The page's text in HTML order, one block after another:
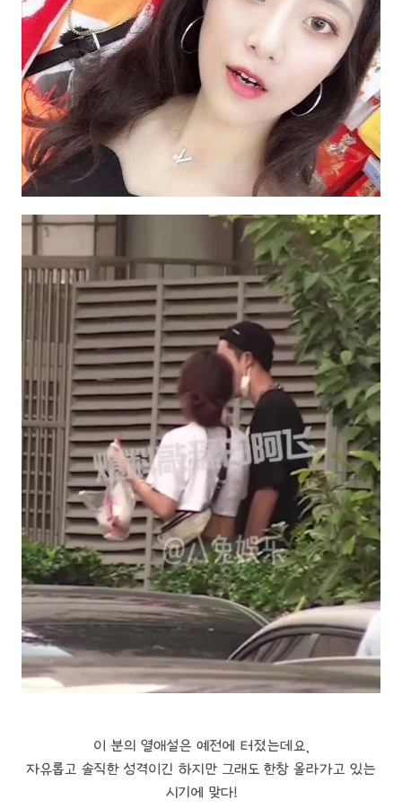
이 분의 열애설은 예전에 터졌는데요,
자유롭고 솔직한 성격이긴 하지만 그래도 한창 올라가고 있는
시기에 맞다!